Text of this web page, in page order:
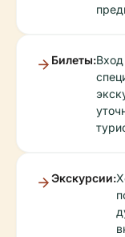
Билеты:
Экскурсии: